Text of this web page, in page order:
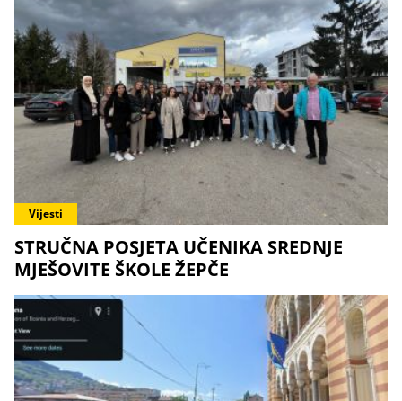
Vijesti
STRUČNA POSJETA UČENIKA SREDNJE
MJEŠOVITE ŠKOLE ŽEPČE